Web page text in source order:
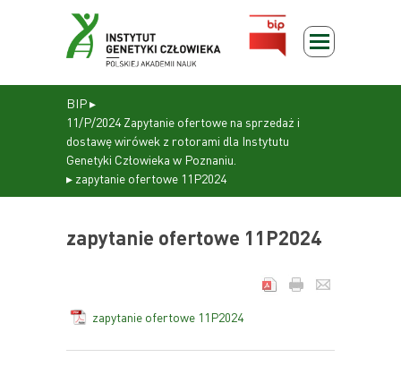
BIP▸
11/P/2024 Zapytanie ofertowe na sprzedaż i
dostawę wirówek z rotorami dla Instytutu
Genetyki Człowieka w Poznaniu.
▸ zapytanie ofertowe 11P2024
zapytanie ofertowe 11P2024
zapytanie ofertowe 11P2024